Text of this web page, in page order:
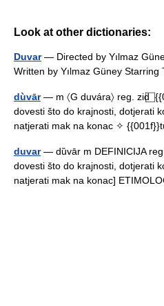
Look at other dictionaries:
Duvar— Directed by Yılmaz
Written by Yılmaz Güney
dùvār— m 〈G duvára〉 reg. zid ⃞
dovesti što do krajnosti, dotjerati
natjerati mak na konac ✧
duvar— dȕvār m DEFINICIJA
dovesti što do krajnosti, dotjerati
natjerati mak na konac]